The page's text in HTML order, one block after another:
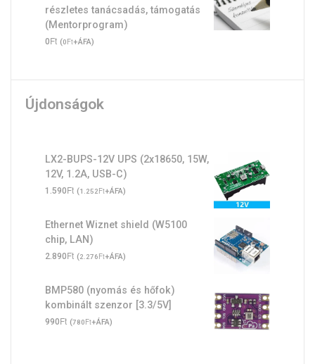
részletes tanácsadás, támogatás
(Mentorprogram)
0Ft (0Ft+ÁFA)
Újdonságok
LX2-BUPS-12V UPS (2x18650, 15W,
12V, 1.2A, USB-C)
1.590Ft (1.252Ft+ÁFA)
Ethernet Wiznet shield (W5100
chip, LAN)
2.890Ft (2.276Ft+ÁFA)
BMP580 (nyomás és hőfok)
kombinált szenzor [3.3/5V]
990Ft (780Ft+ÁFA)